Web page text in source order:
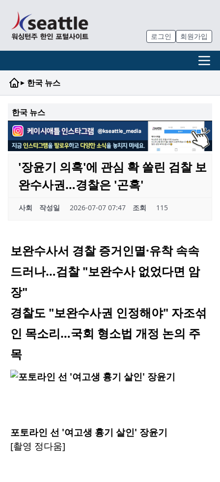
로그인 회원가입
▸ 한국 뉴스
한국 뉴스
'장윤기 의혹'에 관심 확 쏠린 검찰 보
완수사권…경찰은 '곤혹'
사회 작성일 2026-07-07 07:47 조회 115
보완수사서 경찰 증거인멸·유착 속속
드러나…검찰 "보완수사 없었다면 암
장"
경찰도 "보완수사권 인정해야" 자조섞
인 목소리…국회 형소법 개정 논의 주
목
포토라인 선 '여고생 흉기 살인' 장윤기
[촬영 정다움]